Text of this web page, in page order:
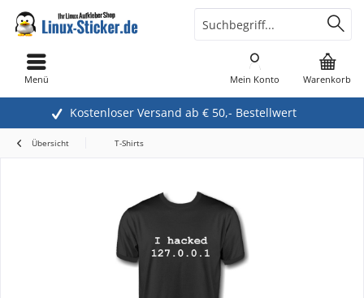
Kostenloser Versand ab € 50,- Bestellwert
Warenkorb
Mein Konto
Menü
Übersicht T-Shirts